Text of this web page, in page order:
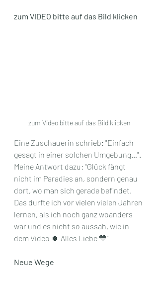
zum VIDEO bitte auf das Bild klicken
zum Video bitte auf das Bild klicken
Eine Zuschauerin schrieb: "Einfach
gesagt in einer solchen Umgebung…".
Meine Antwort dazu: "Glück fängt
nicht im Paradies an, sondern genau
dort, wo man sich gerade befindet.
Das durfte ich vor vielen vielen Jahren
lernen, als ich noch ganz woanders
war und es nicht so aussah, wie in
dem Video 🍀 Alles Liebe 💛"
Neue Wege